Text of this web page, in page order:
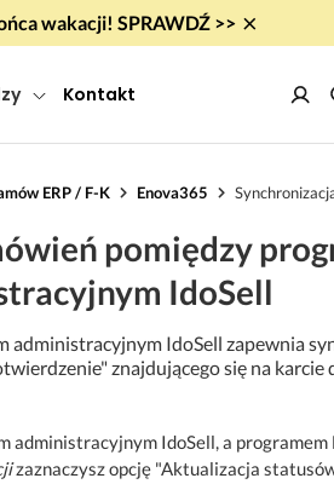
wakacji! SPRAWDŹ >> ×
Kontakt
ERP / F-K Enova365
pomiędzy
IdoSell
administracyjnym IdoSell zapewnia
znajdującego się na
administracyjnym IdoSell, a
zaznaczysz opcję "Aktualizacja